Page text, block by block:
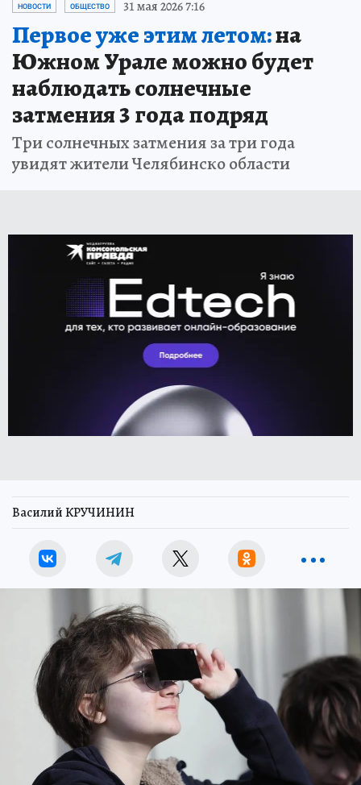
НОВОСТИ ОБЩЕСТВО 31 мая 2026 7:16
Первое уже этим летом:на
Южном Урале можно будет
наблюдать солнечные
затмения 3 года подряд
Три солнечных затмения за три года
увидят жители Челябинско области
Василий КРУЧИНИН